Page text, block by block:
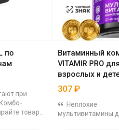
по
при
товары
Витаминный
VITAMIR PRO для
взрослых и
307₽
Неплохие
мультивитамины